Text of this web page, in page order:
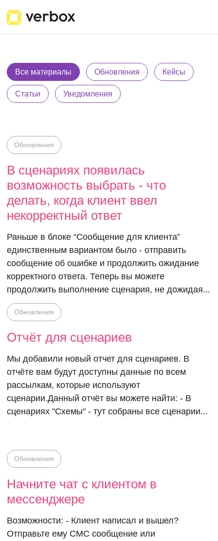
Все материалы Обновления Кейсы
Статьи Уведомления
В сценариях
появилась
возможность
выбрать -
делать,
клиент ввел
ответ
Обновления
В сценариях появилась
возможность выбрать - что
делать, когда клиент ввел
некорректный ответ
Раньше в блоке “Сообщение для клиента”
единственным вариантом было - отправить
сообщение об ошибке и продолжить ожидание
корректного ответа. Теперь вы можете
продолжить выполнение сценария, не дожидая...
Обновления
Отчёт для сценариев
Мы добавили новый отчет для сценариев. В
отчёте вам будут доступны данные по всем
рассылкам, которые используют
сценарии.Данный отчёт вы можете найти: - В
сценариях "Схемы" - тут собраны все сценарии...
Обновления
Начните чат с клиентом в
мессенджере
Возможности: - Клиент написал и вышел?
Отправьте ему СМС сообщение или